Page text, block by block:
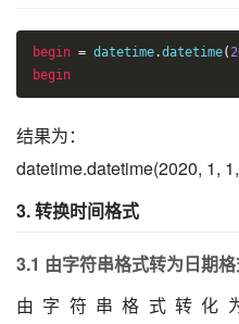
begin = datetime.datetime(
begin
结果为：
datetime.datetime(2020, 1,
3. 转换时间格式
3.1 由字符串格式转为日期
由字符串格式转化